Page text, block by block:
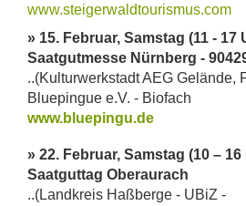
www.steigerwaldtourismus.com
» 15. Februar, Samstag (11 - 17
Saatgutmesse Nürnberg -
..(Kulturwerkstadt AEG Gelände,
Bluepingue e.V. - Biofach
www.bluepingu.de
» 22. Februar, Samstag (10 – 16
Saatguttag Oberaurach
..(Landkreis Haßberge - UBiZ -